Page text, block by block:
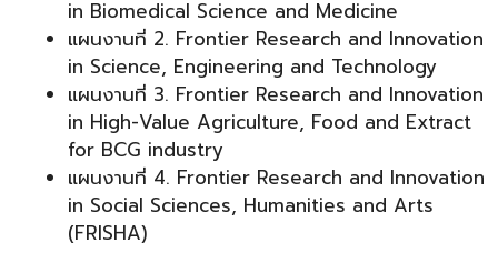
in Biomedical Science and Medicine
แผนงานที่ 2. Frontier Research and Innovation
in Science, Engineering and Technology
แผนงานที่ 3. Frontier Research and Innovation
in High-Value Agriculture, Food and Extract
for BCG industry
แผนงานที่ 4. Frontier Research and Innovation
in Social Sciences, Humanities and Arts
(FRISHA)